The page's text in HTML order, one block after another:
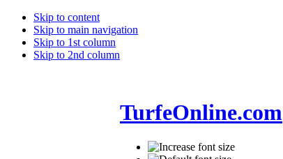
Skip to content
Skip to main navigation
Skip to 1st column
Skip to 2nd column
TurfeOnline.com